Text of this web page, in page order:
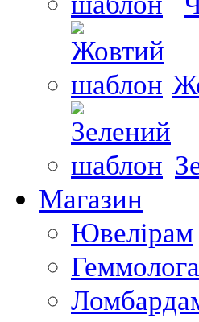
Магазин
Ювелірам